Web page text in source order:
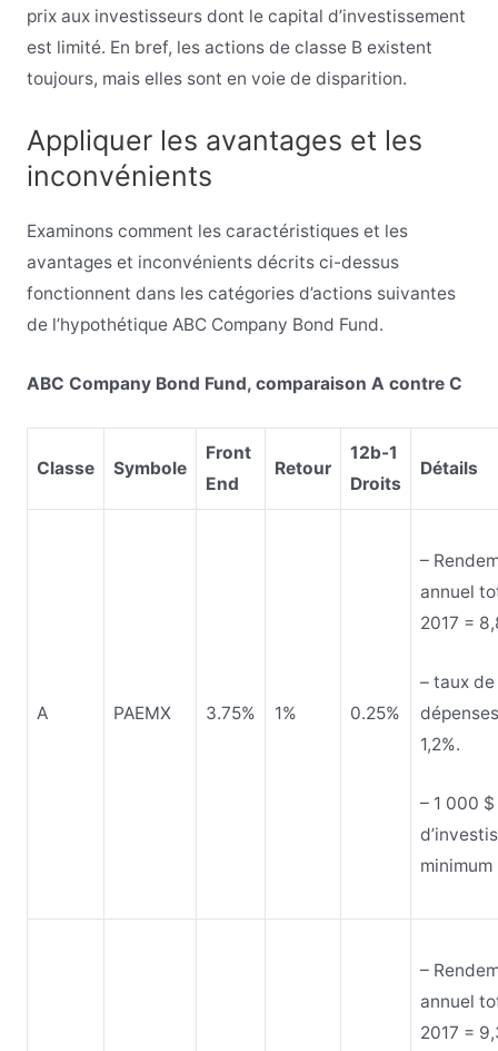
prix aux investisseurs dont le capital d’investissement
est limité. En bref, les actions de classe B existent
toujours, mais elles sont en voie de disparition.
Appliquer les avantages et les
inconvénients
Examinons comment les caractéristiques et les
avantages et inconvénients décrits ci-dessus
fonctionnent dans les catégories d’actions suivantes
de l’hypothétique ABC Company Bond Fund.
ABC Company Bond Fund, comparaison A contre C
Classe Symbole
Front
End
Retour
12b-1
Droits
Détails
A PAEMX 3.75% 1% 0.25%
–
annuel
2017 =
– taux de
1,2%.
– 1 000 $
minimum
–
annuel
2017 =